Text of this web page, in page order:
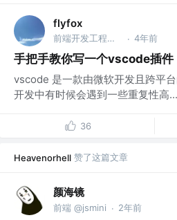
flyfox
前端开发工程师 @VIP · 4年前
手把手教你写一个vscode插件
vscode 是一款由微软开发且跨平台
开发中有时候会遇到一些重复性高...
36
Heavenorhell 赞了这篇文章
颜海镜
前端 @jsmini · 2年前